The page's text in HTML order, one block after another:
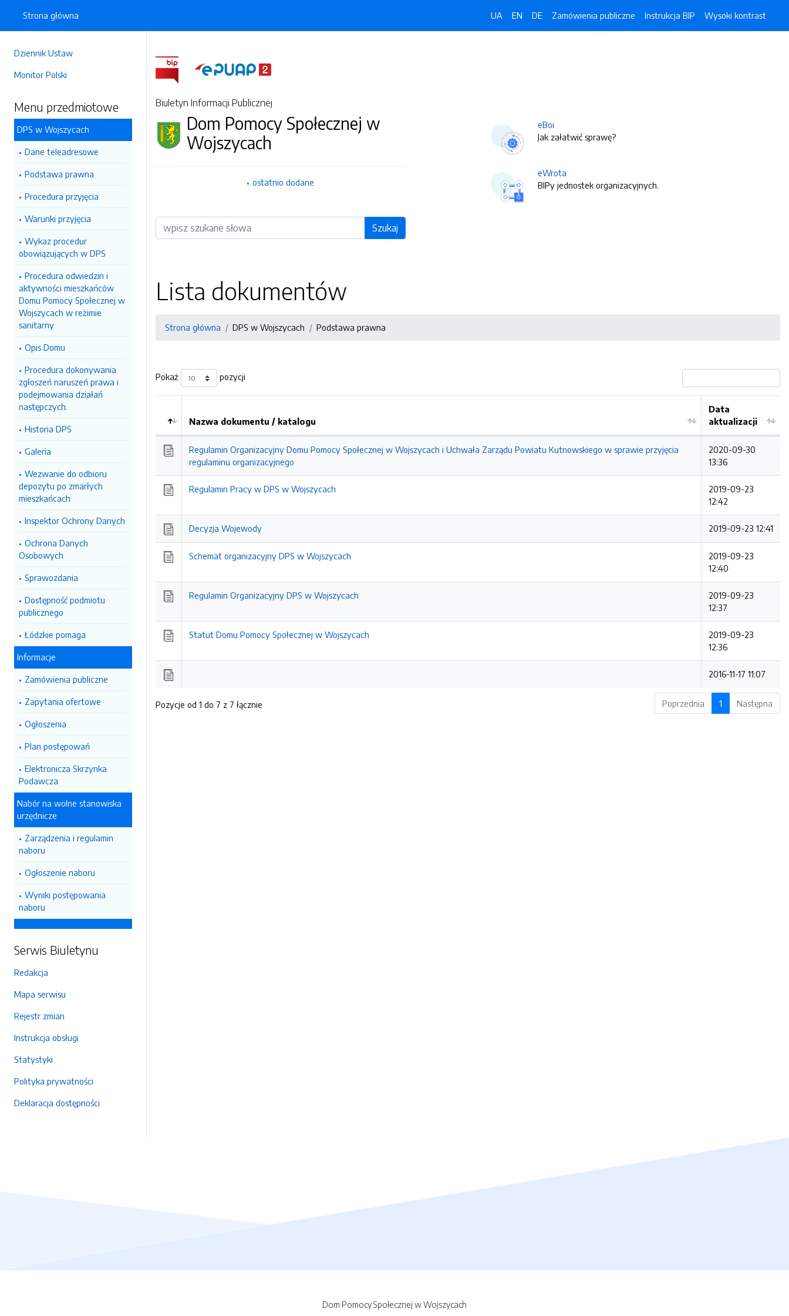
Dziennik Ustaw
Monitor Polski
Menu przedmiotowe
DPS w Wojszycach
Dane teleadresowe
Podstawa prawna
Procedura przyjęcia
Warunki przyjęcia
Wykaz procedur
obowiązujących w DPS
Procedura odwiedzin i
aktywności mieszkańców
Domu Pomocy Społecznej w
Wojszycach w reżimie
sanitarny
Opis Domu
Procedura dokonywania
zgłoszeń naruszeń prawa i
podejmowania działań
następczych.
Historia DPS
Galeria
Wezwanie do odbioru
depozytu po zmarłych
mieszkańcach
Inspektor Ochrony Danych
Ochrona Danych
Osobowych
Sprawozdania
Dostępność podmiotu
publicznego
Łódzkie pomaga
Informacje
Zamówienia publiczne
Zapytania ofertowe
Ogłoszenia
Plan postępowań
Elektronicza Skrzynka
Podawcza
Nabór na wolne stanowiska
urzędnicze
Zarządzenia i regulamin
naboru
Ogłoszenie naboru
Wyniki postępowania
naboru
Serwis Biuletynu
Redakcja
Mapa serwisu
Rejestr zmian
Instrukcja obsługi
Statystyki
Polityka prywatności
Deklaracja dostępności
Strona główna UA EN DE Zamówienia publiczne Instrukcja BIP Wysoki kontrast
Biuletyn Informacji Publicznej
Dom Pomocy Społecznej w
Wojszycach
ostatnio dodane
Wyszukiwarka Szukaj
eBoi
Jak załatwić sprawę?
eWrota
BIPy jednostek organizacyjnych.
Lista dokumentów
Strona główna DPS w Wojszycach Podstawa prawna
Pokaż pozycji
Nazwa dokumentu / katalogu
Data
aktualizacji
Regulamin Organizacyjny Domu Pomocy Społecznej w Wojszycach i Uchwała Zarządu Powiatu Kutnowskiego w sprawie przyjęcia
regulaminu organizacyjnego
2020-09-30
13:36
Regulamin Pracy w DPS w Wojszycach
2019-09-23
12:42
Decyzja Wojewody 2019-09-23 12:41
Schemat organizacyjny DPS w Wojszycach
2019-09-23
12:40
Regulamin Organizacyjny DPS w Wojszycach
2019-09-23
12:37
Statut Domu Pomocy Społecznej w Wojszycach
2019-09-23
12:36
2016-11-17 11:07
Pozycje od 1 do 7 z 7 łącznie Poprzednia 1 Następna
Dom Pomocy Społecznej w Wojszycach